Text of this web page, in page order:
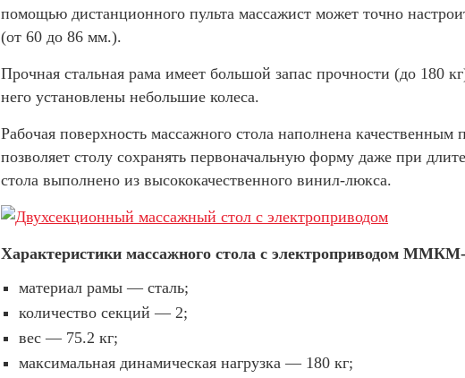
помощью дистанционного пульта массажист может точно
(от 60 до 86 мм.).
Прочная стальная рама имеет большой запас прочности (до 180
него установлены небольшие колеса.
Рабочая поверхность массажного стола наполнена
позволяет столу сохранять первоначальную форму даже при
стола выполнено из высококачественного винил-люкса.
Характеристики массажного стола с электроприводом
материал рамы — сталь;
количество секций — 2;
вес — 75.2 кг;
максимальная динамическая нагрузка — 180 кг;